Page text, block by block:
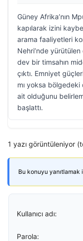
Güney Afrika’nın
kapılarak izini
arama faaliyetleri
Nehri’nde yürütülen
dev bir timsahın
çıktı. Emniyet
mı yoksa bölgedeki
ait olduğunu
başlattı.
1 yazı görüntüleniyor
Bu konuyu yanıtlamak
Kullanıcı adı:
Parola: